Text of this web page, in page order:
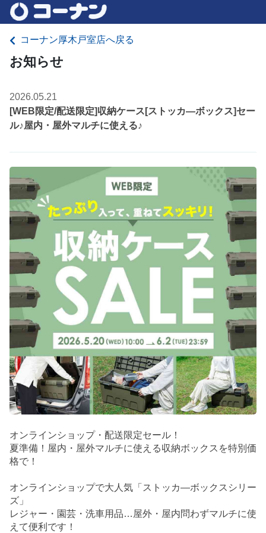
コーナン厚木戸室店へ戻る
お知らせ
2026.05.21
[WEB限定/配送限定]収納ケース[ストッカ―ボックス]セー
ル♪屋内・屋外マルチに使える♪
オンラインショップ・配送限定セール！
夏準備！屋内・屋外マルチに使える収納ボックスを特別価
格で！
オンラインショップで大人気「ストッカ―ボックスシリー
ズ」
レジャー・園芸・洗車用品…屋外・屋内問わずマルチに使
えて便利です！